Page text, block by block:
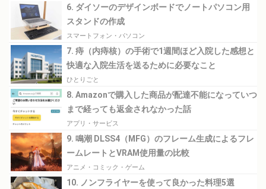
6. ダイソーのデザインボードでノートパソコン用
スタンドの作成
スマートフォン・パソコン
7. 痔（内痔核）の手術で1週間ほど入院した感想と
快適な入院生活を送るために必要なこと
ひとりごと
8. Amazonで購入した商品が配達不能になっていつ
まで経っても返金されなかった話
アプリ・サービス
9. 鳴潮 DLSS4（MFG）のフレーム生成によるフレ
ームレートとVRAM使用量の比較
アニメ・コミック・ゲーム
10. ノンフライヤーを使って良かった料理5選